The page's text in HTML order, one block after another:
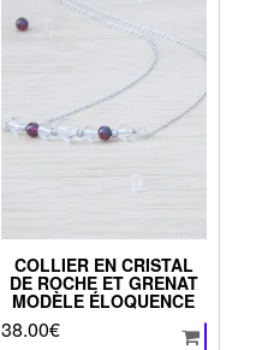
COLLIER EN CRISTAL
DE ROCHE ET GRENAT
MODÈLE ÉLOQUENCE
38.00€